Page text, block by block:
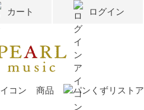
カート ログイン
商品